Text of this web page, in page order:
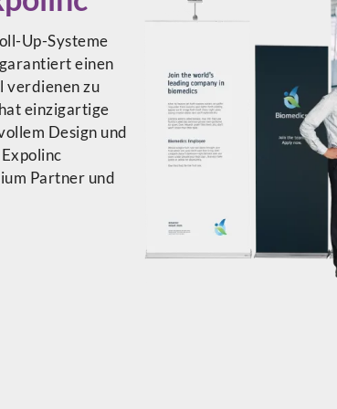
Up-Systeme
einen
verdienen zu
einzigartige
Design und
Partner und